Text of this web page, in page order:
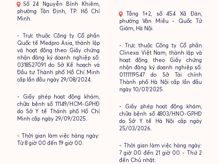
- Số 24 Nguyễn Bỉnh Khiêm,
phường Tân Định, TP. Hồ Chí
Minh.
- Trực thuộc Công ty Cổ phần
Quốc tế Medpro Asia, thành lập
và hoạt động theo Giấy chứng
nhận đăng ký doanh nghiệp số:
0318527091 do Sở Kế hoạch và
Đầu tư Thành phố Hồ Chí Minh
cấp lần đầu ngày 29/08/2024.
- Giấy phép hoạt động khám,
chữa bệnh số 11149/HCM-GPHĐ
do Sở Y tế Thành phố Hồ Chí
Minh cấp ngày 29/09/2025.
- Thời gian làm việc hàng ngày:
Từ 8 giờ 00 đến 19 giờ 00.
- Tầng 1+2, số 454 Xã Đàn,
phường Văn Miếu - Quốc Tử
Giám, Hà Nội.
- Trực thuộc Công ty Cổ phần
Clinexa Việt Nam, thành lập và
hoạt động theo Giấy chứng
nhận đăng ký doanh nghiệp số:
0111119547 do Sở Tài chính
Thành phố Hà Nội cấp lần đầu
ngày 10/07/2025.
- Giấy phép hoạt động khám,
chữa bệnh số 4803/HNO-GPHĐ
do Sở Y tế Hà Nội cấp ngày
25/03/2026.
- Thời gian làm việc hàng ngày:
7 giờ 00 đến 21 giờ 00 - Thứ 2
đến Chủ nhật.